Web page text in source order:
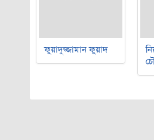
ফুয়াদুজ্জামান ফুয়াদ